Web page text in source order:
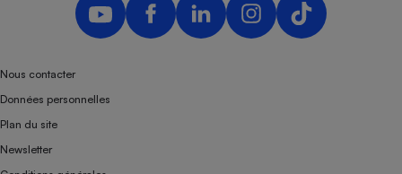
Nous contacter
Données personnelles
Plan du site
Newsletter